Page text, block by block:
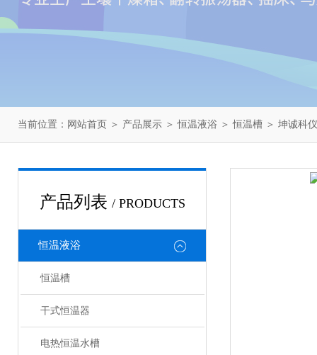
当前位置： 网站首页 ＞ 产品展示 ＞恒温液浴 ＞恒温槽 ＞ 坤诚科
产品列表 / PRODUCTS
恒温液浴
恒温槽
干式恒温器
电热恒温水槽